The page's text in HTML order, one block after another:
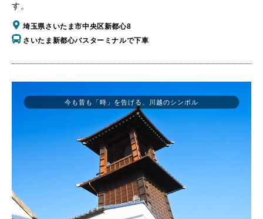
す。
埼玉県さいたま市中央区新都心8
さいたま新都心バスターミナルで下車
今も昔も「時」を告げる、川越のシンボル